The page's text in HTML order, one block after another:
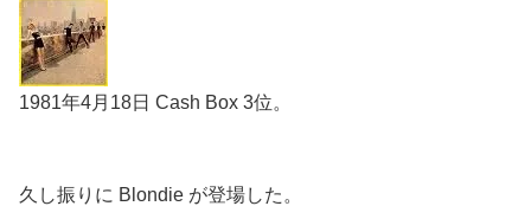
1981年4月18日 Cash Box 3位。
久し振りに Blondie が登場した。